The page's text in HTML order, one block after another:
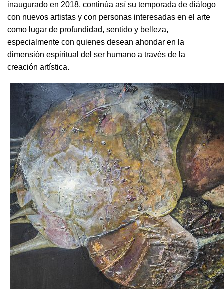
inaugurado en 2018, continúa así su temporada de diálogo
con nuevos artistas y con personas interesadas en el arte
como lugar de profundidad, sentido y belleza,
especialmente con quienes desean ahondar en la
dimensión espiritual del ser humano a través de la
creación artística.